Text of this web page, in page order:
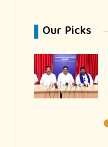
Our Picks